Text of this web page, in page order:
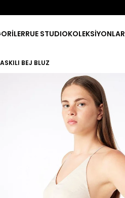
RUE STUDIOKOLEKSİYONLAR
BEJ BLUZ